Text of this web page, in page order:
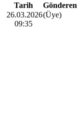
Tarih
Gönderen
26.03.2026
09:35
(Üye)